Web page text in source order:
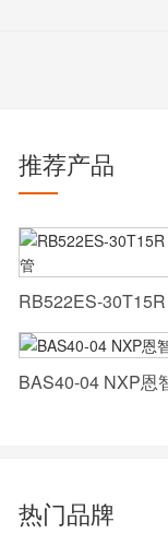
推荐产品
BAS40-04 NXP恩
热门品牌